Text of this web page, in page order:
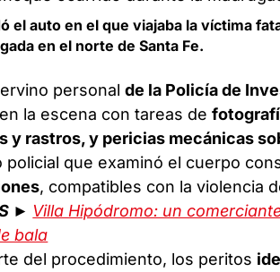
el auto en el que viajaba la víctima
en el norte de Santa Fe.
personalde la Policía de
la escena con tareas de
y rastros, y pericias mecánicas
policial que examinó el cuerpo
, compatibles con la violencia
► Villa Hipódromo: un
bala
del procedimiento, los peritos